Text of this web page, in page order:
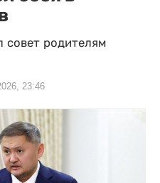
совет родителям
23:46